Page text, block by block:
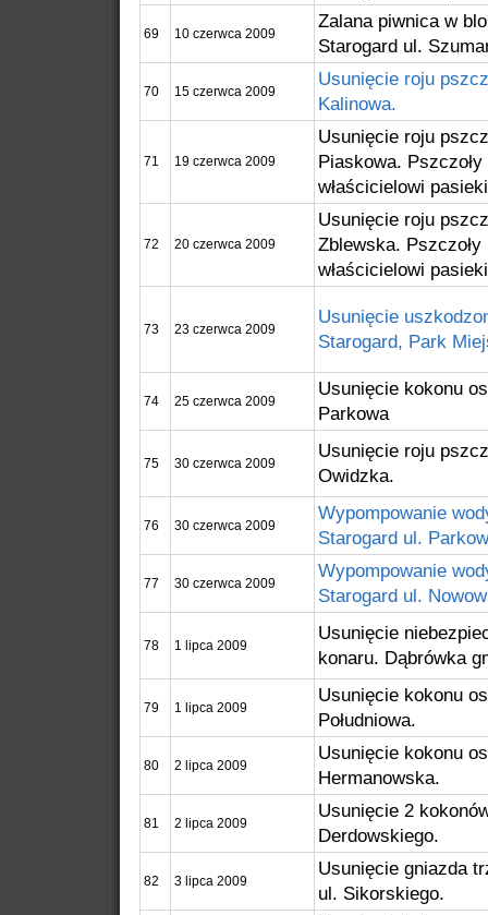
69 10 czerwca 2009
Zalana piwnica w
Starogard ul.
70 15 czerwca 2009
Usunięcie roju
Kalinowa.
71 19 czerwca 2009
Usunięcie roju
Piaskowa.
właścicielowi
72 20 czerwca 2009
Usunięcie roju
Zblewska.
właścicielowi
73 23 czerwca 2009
Usunięcie
Starogard, Park
74 25 czerwca 2009
Usunięcie kokonu
Parkowa
75 30 czerwca 2009
Usunięcie roju
Owidzka.
76 30 czerwca 2009
Wypompowanie
Starogard ul.
77 30 czerwca 2009
Wypompowanie
Starogard ul.
78 1 lipca 2009
Usunięcie
konaru. Dąbrówka
79 1 lipca 2009
Usunięcie kokonu
Południowa.
80 2 lipca 2009
Usunięcie kokonu
Hermanowska.
81 2 lipca 2009
Usunięcie 2
Derdowskiego.
82 3 lipca 2009
Usunięcie gniazda
ul. Sikorskiego.